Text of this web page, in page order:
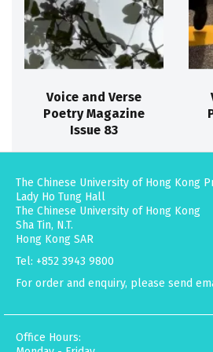
Voice and Verse
Poetry Magazine
Issue 83
The Chinese University of Hong Kong
Lady Ho Tung Hall
The Chinese University of Hong Kong
Sha Tin, N.T.
Hong Kong SAR
Tel: +852 3943 9800
For order and enquiry, please send
Office Hours: